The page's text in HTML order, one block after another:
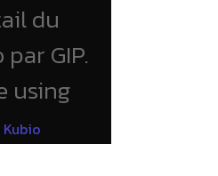
du
GIP.
using
Kubio